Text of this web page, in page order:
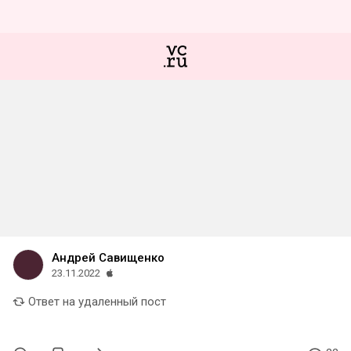
Андрей Савищенко
23.11.2022
Ответ на удаленный пост